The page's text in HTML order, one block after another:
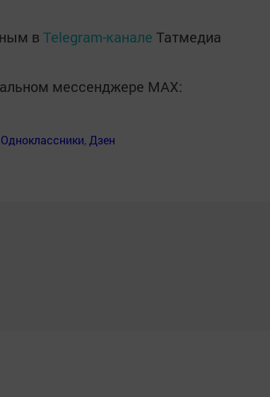
в Telegram-канале Татмедиа
мессенджере MАХ:
Одноклассники, Дзен